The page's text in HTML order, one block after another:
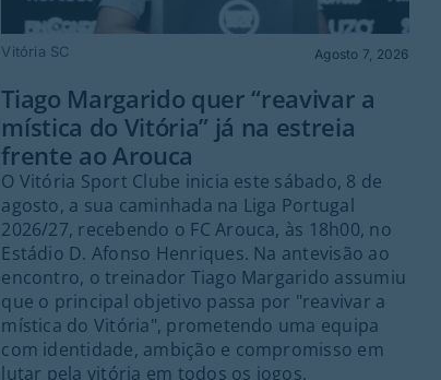
Vitória SC Agosto 7, 2026
Tiago Margarido quer “reavivar a
mística do Vitória” já na estreia
frente ao Arouca
O Vitória Sport Clube inicia este sábado, 8 de
agosto, a sua caminhada na Liga Portugal
2026/27, recebendo o FC Arouca, às 18h00, no
Estádio D. Afonso Henriques. Na antevisão ao
encontro, o treinador Tiago Margarido assumiu
que o principal objetivo passa por "reavivar a
mística do Vitória", prometendo uma equipa
com identidade, ambição e compromisso em
lutar pela vitória em todos os jogos.